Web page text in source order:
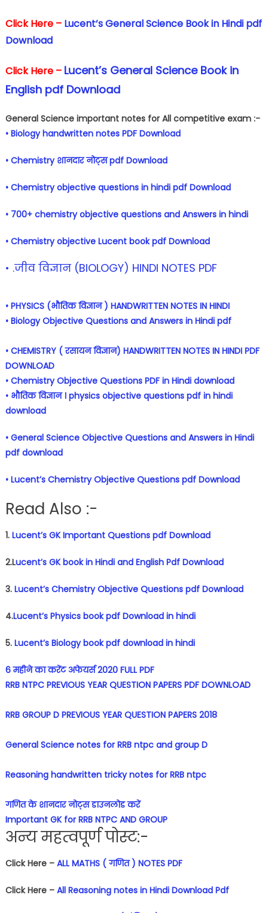
Click Here – Lucent’s General Science Book in Hindi pdf
Download
Click Here – Lucent’s General Science Book in
English pdf Download
General Science important notes for All competitive exam :-
• Biology handwritten notes PDF Download
• Chemistry शानदार नोट्स pdf Download
• Chemistry objective questions in hindi pdf Download
• 700+ chemistry objective questions and Answers in hindi
• Chemistry objective Lucent book pdf Download
• .जीव विज्ञान (BIOLOGY) HINDI NOTES PDF
• PHYSICS (भौतिक विज्ञान ) HANDWRITTEN NOTES IN HINDI
• Biology Objective Questions and Answers in Hindi pdf
• CHEMISTRY ( रसायन विज्ञान) HANDWRITTEN NOTES IN HINDI PDF
DOWNLOAD
• Chemistry Objective Questions PDF in Hindi download
• भौतिक विज्ञान । physics objective questions pdf in hindi
download
• General Science Objective Questions and Answers in Hindi
pdf download
• Lucent’s Chemistry Objective Questions pdf Download
Read Also :-
1. Lucent’s GK Important Questions pdf Download
2.Lucent’s GK book in Hindi and English Pdf Download
3. Lucent’s Chemistry Objective Questions pdf Download
4.Lucent’s Physics book pdf Download in hindi
5. Lucent’s Biology book pdf download in hindi
6 महीने का करेंट अफेयर्स 2020 FULL PDF
RRB NTPC PREVIOUS YEAR QUESTION PAPERS PDF DOWNLOAD
RRB GROUP D PREVIOUS YEAR QUESTION PAPERS 2018
General Science notes for RRB ntpc and group D
Reasoning handwritten tricky notes for RRB ntpc
गणित के शानदार नोट्स डाउनलोड करें
Important GK for RRB NTPC AND GROUP
अन्य महत्वपूर्ण पोस्ट:-
Click Here – ALL MATHS ( गणित ) NOTES PDF
Click Here – All Reasoning notes in Hindi Download Pdf